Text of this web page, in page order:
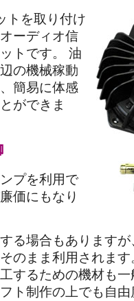
トを取り付け
ーディオ信
トです。 油
の機械稼動
簡易に体感
ができま
プを利用で
価にもなり
る場合もあります
のまま利用されま
するための機材も
ト制作の上でも自